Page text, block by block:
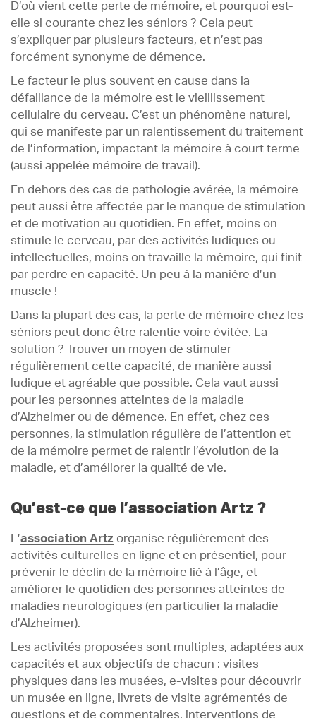
D’où vient cette perte de mémoire, et pourquoi est-
elle si courante chez les séniors ? Cela peut
s’expliquer par plusieurs facteurs, et n’est pas
forcément synonyme de démence.
Le facteur le plus souvent en cause dans la
défaillance de la mémoire est le vieillissement
cellulaire du cerveau. C’est un phénomène naturel,
qui se manifeste par un ralentissement du traitement
de l’information, impactant la mémoire à court terme
(aussi appelée mémoire de travail).
En dehors des cas de pathologie avérée, la mémoire
peut aussi être affectée par le manque de stimulation
et de motivation au quotidien. En effet, moins on
stimule le cerveau, par des activités ludiques ou
intellectuelles, moins on travaille la mémoire, qui finit
par perdre en capacité. Un peu à la manière d’un
muscle !
Dans la plupart des cas, la perte de mémoire chez les
séniors peut donc être ralentie voire évitée. La
solution ? Trouver un moyen de stimuler
régulièrement cette capacité, de manière aussi
ludique et agréable que possible. Cela vaut aussi
pour les personnes atteintes de la maladie
d’Alzheimer ou de démence. En effet, chez ces
personnes, la stimulation régulière de l’attention et
de la mémoire permet de ralentir l’évolution de la
maladie, et d’améliorer la qualité de vie.
Qu’est-ce que l’association Artz ?
L’association Artz organise régulièrement des
activités culturelles en ligne et en présentiel, pour
prévenir le déclin de la mémoire lié à l’âge, et
améliorer le quotidien des personnes atteintes de
maladies neurologiques (en particulier la maladie
d’Alzheimer).
Les activités proposées sont multiples, adaptées aux
capacités et aux objectifs de chacun : visites
physiques dans les musées, e-visites pour découvrir
un musée en ligne, livrets de visite agrémentés de
questions et de commentaires, interventions de